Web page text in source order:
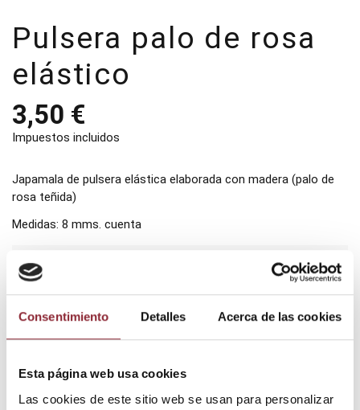
Consentimiento Detalles Acerca de las cookies
Esta página web usa cookies
Las cookies de este sitio web se usan para personalizar
Pulsera palo de rosa
elástico
3,50 €
Impuestos incluidos
Japamala de pulsera elástica elaborada con madera (palo de
rosa teñida)
Medidas: 8 mms. cuenta
Añadir al carrito
¿Tienes dudas? Te asesoramos